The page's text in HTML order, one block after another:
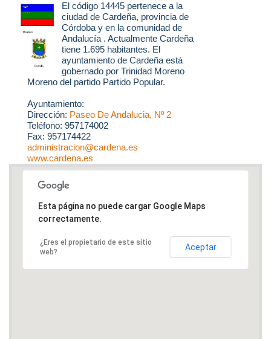
El código 14445 pertenece a la
ciudad de Cardeña, provincia de
Córdoba y en la comunidad de
Andalucía . Actualmente Cardeña
tiene 1.695 habitantes. El
ayuntamiento de Cardeña está
gobernado por Trinidad Moreno
Moreno del partido Partido Popular.
Ayuntamiento:
Dirección: Paseo De Andalucia, Nº 2
Teléfono: 957174002
Fax: 957174422
administracion@cardena.es
www.cardena.es
Esta página no puede cargar Google Maps
correctamente.
¿Eres el propietario de este sitio
web?
Aceptar